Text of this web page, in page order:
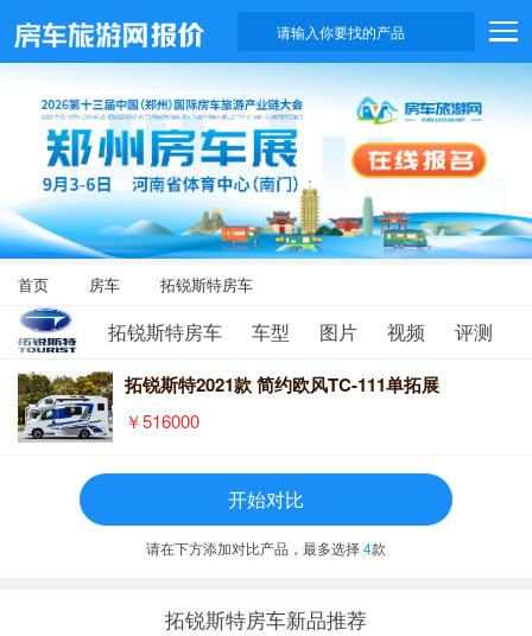
请输入你要找的产品
首页 房车 拓锐斯特房车
拓锐斯特房车 车型 图片 视频 评测
拓锐斯特2021款 简约欧风TC-111单拓展
￥516000
开始对比
请在下方添加对比产品，最多选择4款
拓锐斯特房车新品推荐